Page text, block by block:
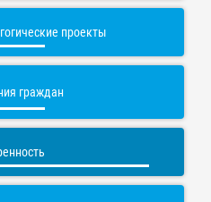
проекты
граждан